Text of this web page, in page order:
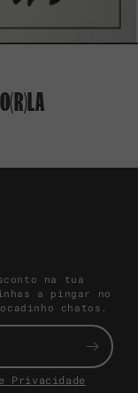
na tua
a pingar no
chatos.
Privacidade